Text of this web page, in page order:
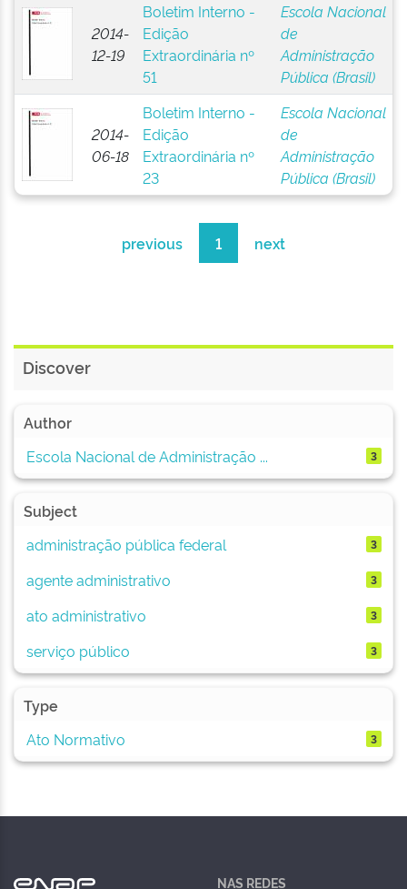
2014-
12-19
Boletim Interno -
Edição
Extraordinária nº
51
Escola Nacional
de
Administração
Pública (Brasil)
2014-
06-18
Boletim Interno -
Edição
Extraordinária nº
23
Escola Nacional
de
Administração
Pública (Brasil)
previous 1 next
Discover
Author
Escola Nacional de Administração ...
3
Subject
administração pública federal
3
agente administrativo 3
ato administrativo 3
serviço público 3
Type
Ato Normativo
3
NAS REDES